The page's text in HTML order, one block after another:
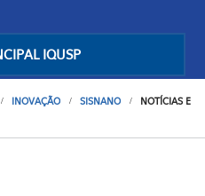
IQUSP
INOVAÇÃO SISNANO
NOTÍCIAS E